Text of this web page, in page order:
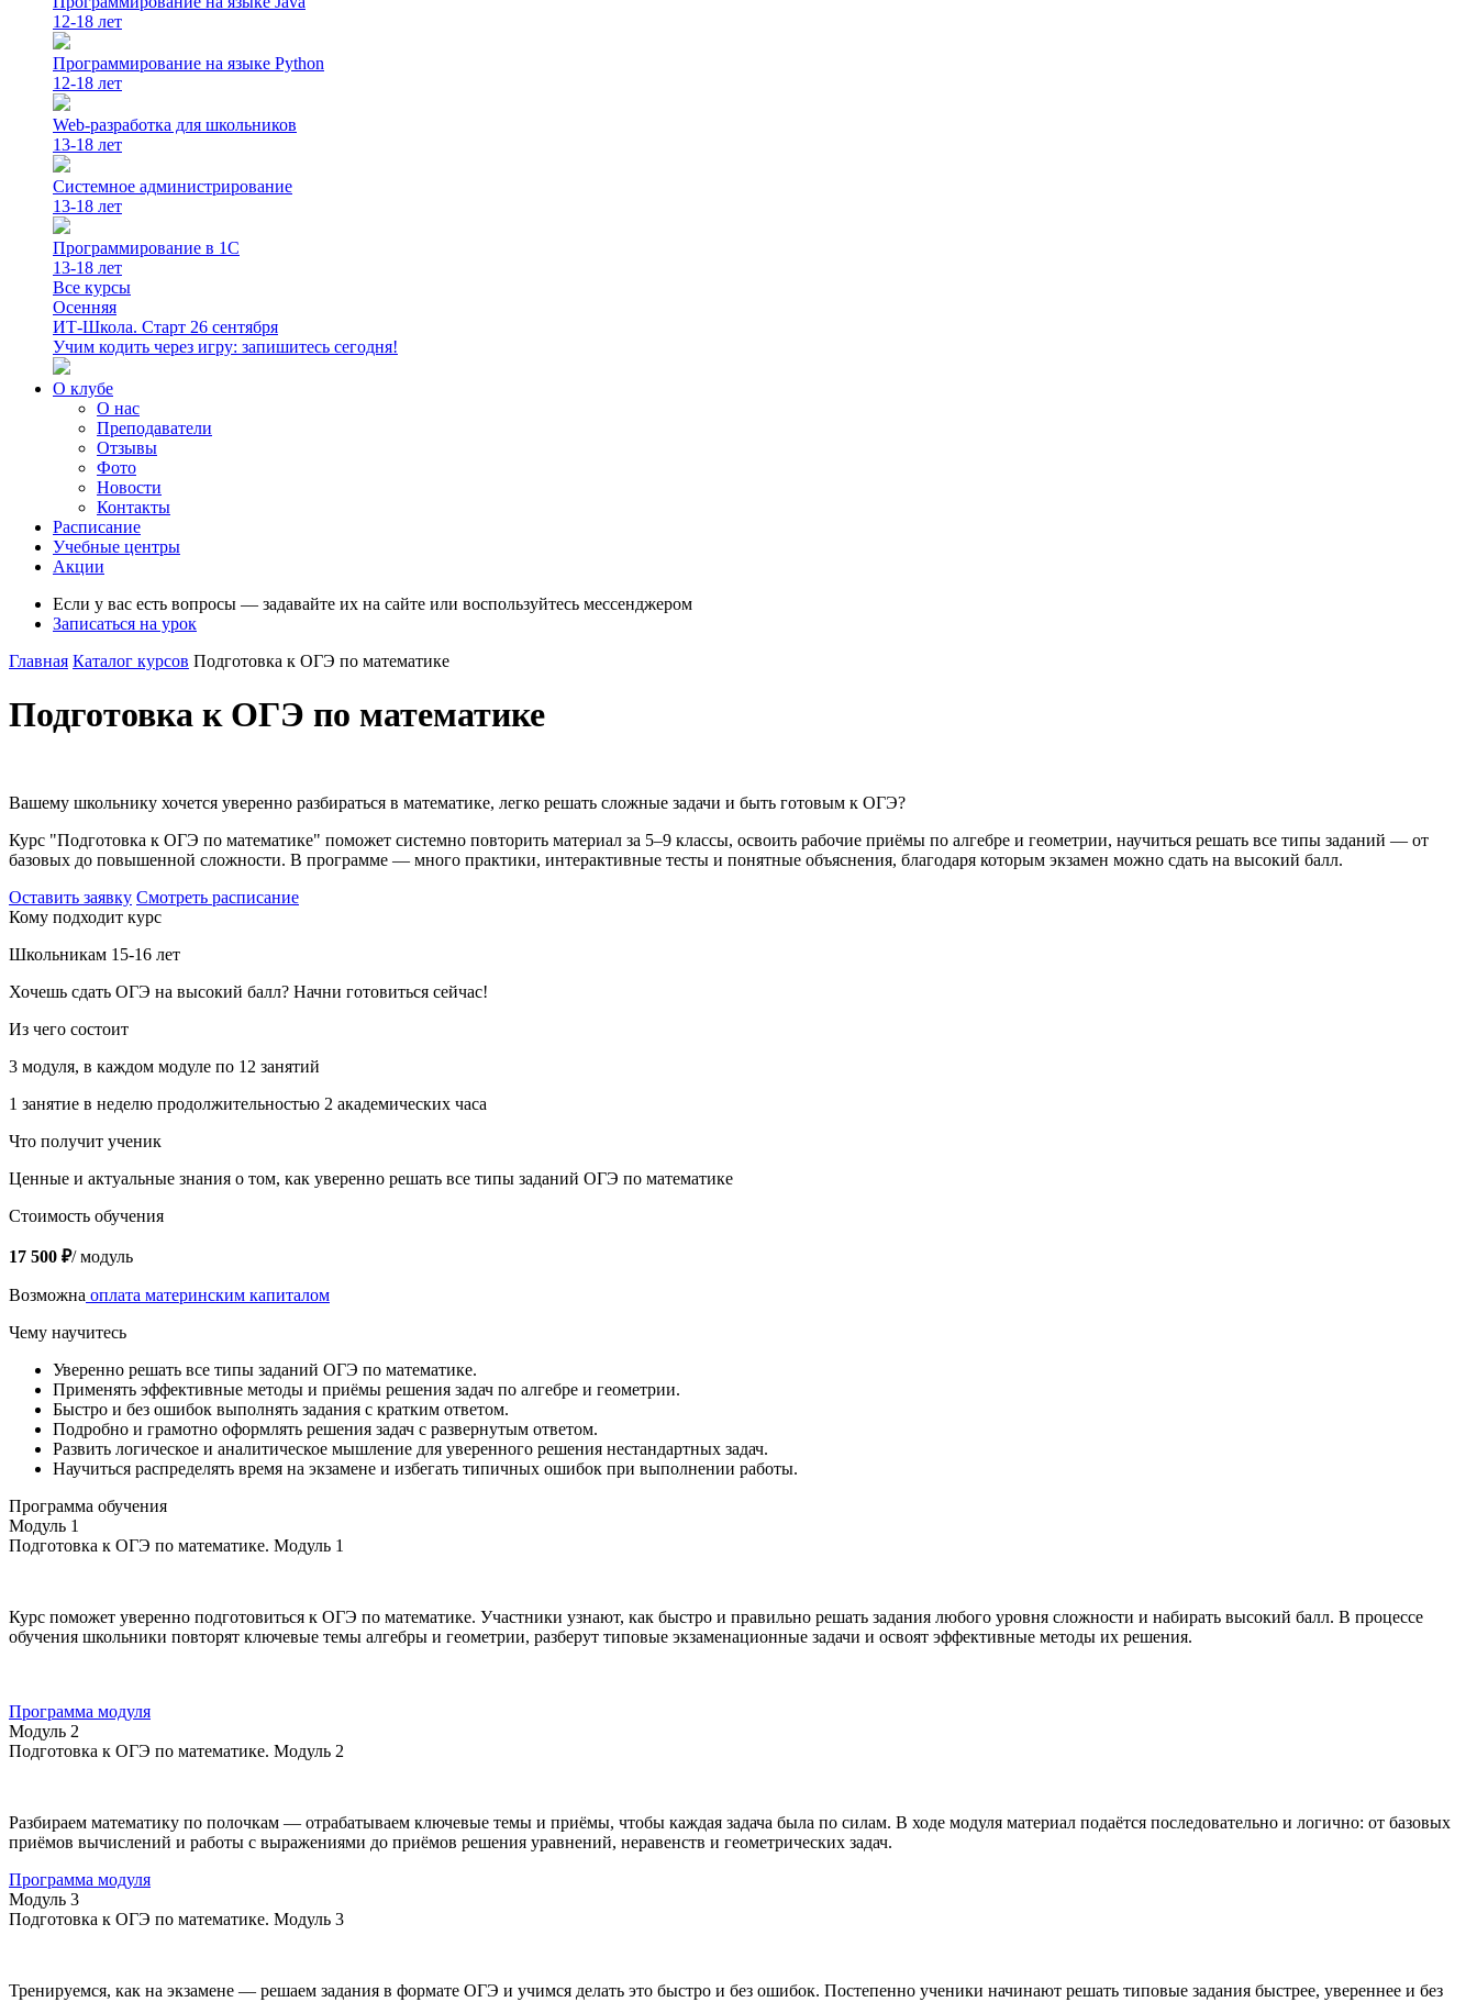
12-18 лет
Программирование на языке Python
12-18 лет
Web-разработка для школьников
13-18 лет
Системное администрирование
13-18 лет
Программирование в 1С
13-18 лет
Все курсы
Осенняя
ИТ-Школа. Старт 26 сентября
Учим кодить через игру: запишитесь сегодня!
О клубе
О нас
Преподаватели
Отзывы
Фото
Новости
Контакты
Расписание
Учебные центры
Акции
Если у вас есть вопросы — задавайте их на сайте или воспользуйтесь мессенджером
Записаться на урок
Главная Каталог курсов Подготовка к ОГЭ по математике
Подготовка к ОГЭ по математике
Вашему школьнику хочется уверенно разбираться в математике, легко решать сложные задачи и быть готовым к ОГЭ?
Курс "Подготовка к ОГЭ по математике" поможет системно повторить материал за 5–9 классы, освоить рабочие приёмы по алгебре и геометрии, научиться решать все типы заданий — от
базовых до повышенной сложности. В программе — много практики, интерактивные тесты и понятные объяснения, благодаря которым экзамен можно сдать на высокий балл.
Оставить заявку Смотреть расписание
Кому подходит курс
Школьникам 15-16 лет
Хочешь сдать ОГЭ на высокий балл? Начни готовиться сейчас!
Из чего состоит
3 модуля, в каждом модуле по 12 занятий
1 занятие в неделю продолжительностью 2 академических часа
Что получит ученик
Ценные и актуальные знания о том, как уверенно решать все типы заданий ОГЭ по математике
Стоимость обучения
17 500 ₽/ модуль
Возможна оплата материнским капиталом
Чему научитесь
Уверенно решать все типы заданий ОГЭ по математике.
Применять эффективные методы и приёмы решения задач по алгебре и геометрии.
Быстро и без ошибок выполнять задания с кратким ответом.
Подробно и грамотно оформлять решения задач с развернутым ответом.
Развить логическое и аналитическое мышление для уверенного решения нестандартных задач.
Научиться распределять время на экзамене и избегать типичных ошибок при выполнении работы.
Программа обучения
Модуль 1
Подготовка к ОГЭ по математике. Модуль 1
Курс поможет уверенно подготовиться к ОГЭ по математике. Участники узнают, как быстро и правильно решать задания любого уровня сложности и набирать высокий балл. В процессе
обучения школьники повторят ключевые темы алгебры и геометрии, разберут типовые экзаменационные задачи и освоят эффективные методы их решения.
Программа модуля
Модуль 2
Подготовка к ОГЭ по математике. Модуль 2
Разбираем математику по полочкам — отрабатываем ключевые темы и приёмы, чтобы каждая задача была по силам. В ходе модуля материал подаётся последовательно и логично: от базовых
приёмов вычислений и работы с выражениями до приёмов решения уравнений, неравенств и геометрических задач.
Программа модуля
Модуль 3
Подготовка к ОГЭ по математике. Модуль 3
Тренируемся, как на экзамене — решаем задания в формате ОГЭ и учимся делать это быстро и без ошибок. Постепенно ученики начинают решать типовые задания быстрее, увереннее и без